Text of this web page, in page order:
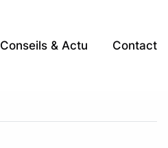
Conseils & Actu Contact